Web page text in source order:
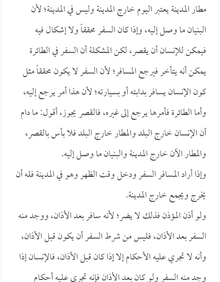
مطار المدينة يعتبر اليوم خارج المدينة وليس في المدينة؛ لأن
البنيان ما وصل إليه، وإذا كان السفر محققاً ولا إشكال فيه
فيمكن للإنسان أن يقصر، لكن المشكلة أن السفر في الطائرة
يمكن أنه يتأخر فيرجع المسافر؛ لأن السفر لا يكون محققاً مثل
كون الإنسان يسافر بدابته أو بسيارته؛ لأن هذا أمر يرجع إليه،
وأما الطائرة فأمرها يرجع إلى غيره، فالقصر يجوز، أقول: ما دام
أن الإنسان خارج البلد والمطار خارج البلد فلا بأس بالقصر،
والمطار الآن خارج المدينة والبنيان ما وصل إليه.
وإذا أراد المسافر السفر ودخل وقت الظهر وهو في المدينة فله أن
يخرج ويجمع خارج المدينة.
ولو أذن المؤذن فذلك لا يضر؛ لأنه سافر بعد الأذان، ووجد منه
السفر بعد الأذان، فليس من شرط السفر أن يكون قبل الأذان،
وأنه لا تجري عليه الأحكام إلا إذا كان قبل الأذان، فالإنسان إذا